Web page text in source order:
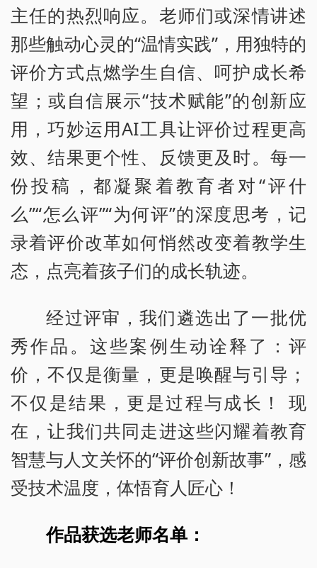
主任的热烈响应。老师们或深情讲述
那些触动心灵的“温情实践”，用独特的
评价方式点燃学生自信、呵护成长希
望；或自信展示“技术赋能”的创新应
用，巧妙运用AI工具让评价过程更高
效、结果更个性、反馈更及时。每一
份投稿，都凝聚着教育者对“评什
么”“怎么评”“为何评”的深度思考，记
录着评价改革如何悄然改变着教学生
态，点亮着孩子们的成长轨迹。
经过评审，我们遴选出了一批优
秀作品。这些案例生动诠释了：评
价，不仅是衡量，更是唤醒与引导；
不仅是结果，更是过程与成长！ 现
在，让我们共同走进这些闪耀着教育
智慧与人文关怀的“评价创新故事”，感
受技术温度，体悟育人匠心！
作品获选老师名单：